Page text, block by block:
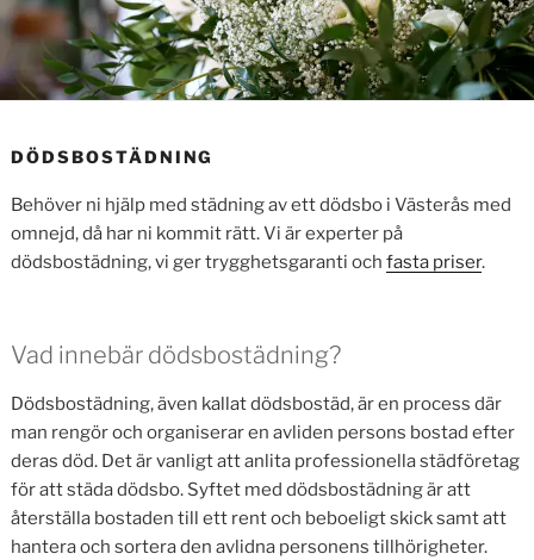
DÖDSBOSTÄDNING
Behöver ni hjälp med städning av ett dödsbo i Västerås med
omnejd, då har ni kommit rätt. Vi är experter på
dödsbostädning, vi ger trygghetsgaranti och fasta priser.
Vad innebär dödsbostädning?
Dödsbostädning, även kallat dödsbostäd, är en process där
man rengör och organiserar en avliden persons bostad efter
deras död. Det är vanligt att anlita professionella städföretag
för att städa dödsbo. Syftet med dödsbostädning är att
återställa bostaden till ett rent och beboeligt skick samt att
hantera och sortera den avlidna personens tillhörigheter.